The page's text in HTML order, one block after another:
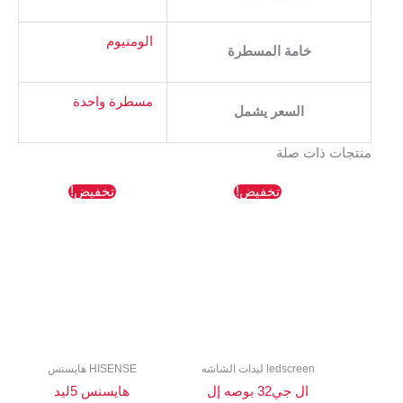
خامة المسطرة
الومنيوم
السعر يشمل
مسطرة واحدة
منتجات ذات صلة
تخفيض!
ledscreen ليدات الشاشه
ال جي32 بوصه إل
السعر
تخفيض!
HISENSE هايسنس
هايسنس 5ليد
السعر